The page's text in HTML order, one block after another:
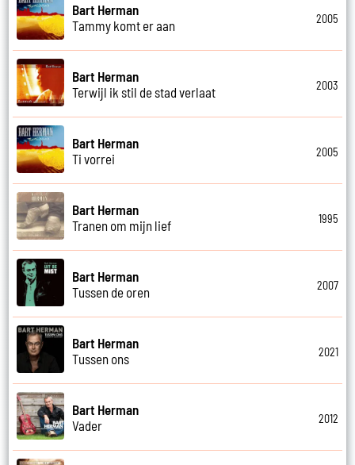
Bart Herman
Tammy komt er aan
2005
Bart Herman
Terwijl ik stil de stad verlaat
2003
Bart Herman
Ti vorrei
2005
Bart Herman
Tranen om mijn lief
1995
Bart Herman
Tussen de oren
2007
Bart Herman
Tussen ons
2021
Bart Herman
Vader
2012